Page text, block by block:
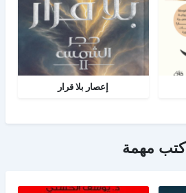
إعصار بلا قرار
كتب مهمة